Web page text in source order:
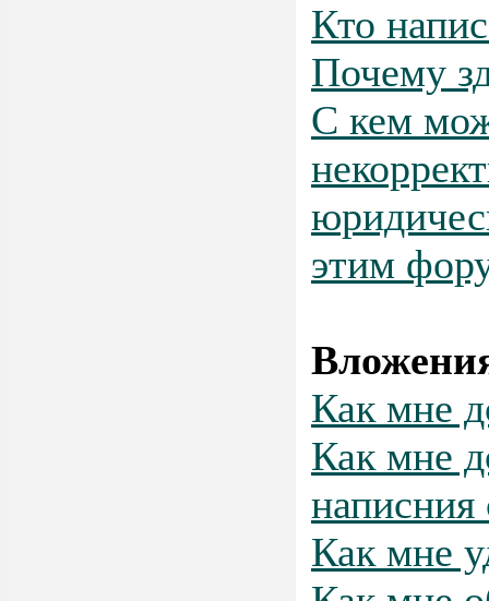
Кто
Почему
С кем
этим
Как мне
Как мне
Как мне